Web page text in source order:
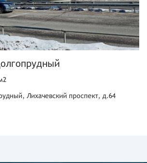
Лихачевский проспект, д.64